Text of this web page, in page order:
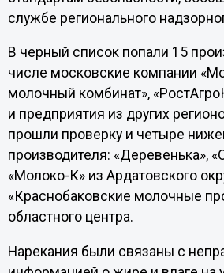
службе регионального
В черный список попали 15
числе московские компании
молочный комбинат»,
и предприятия из других
прошли проверку и четыре
производителя: «Деревенька»,
«Молоко-К» из Ардатовского
«Краснобаковские молочные
областного центра.
Нарекания были связаны с